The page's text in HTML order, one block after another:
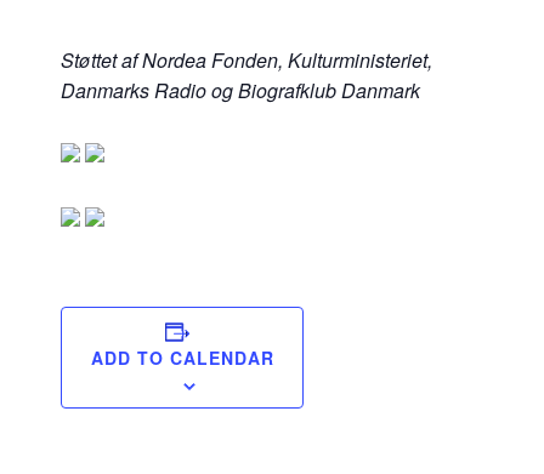
Støttet af Nordea Fonden, Kulturministeriet,
Danmarks Radio og Biografklub Danmark
ADD TO CALENDAR